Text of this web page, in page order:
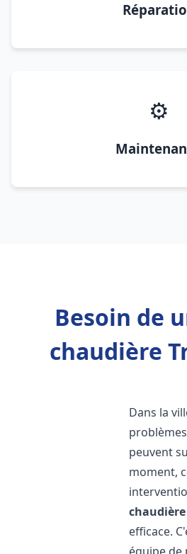
⚙️
Besoin de
chaudière
Dans la
peuvent
moment,
chaudière
efficace.